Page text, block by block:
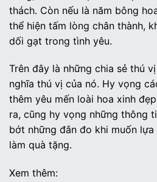
thách. Còn nếu là năm bông
thể hiện tấm lòng chân thành,
dối gạt trong tình yêu.
Trên đây là những chia sẻ thú
nghĩa thú vị của nó. Hy vọng
thêm yêu mến loài hoa xinh
ra, cũng hy vọng những thông
bớt những đắn đo khi muốn lựa
làm quà tặng.
Xem thêm: